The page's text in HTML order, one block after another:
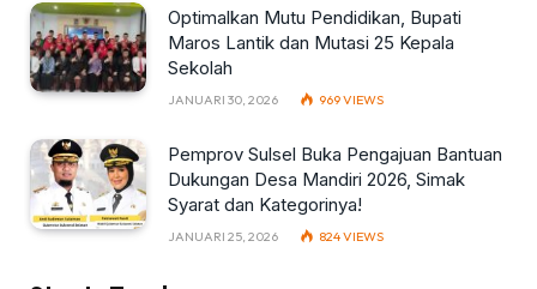
Optimalkan Mutu Pendidikan, Bupati
Maros Lantik dan Mutasi 25 Kepala
Sekolah
JANUARI 30, 2026 969VIEWS
Pemprov Sulsel Buka Pengajuan Bantuan
Dukungan Desa Mandiri 2026, Simak
Syarat dan Kategorinya!
JANUARI 25, 2026 824VIEWS